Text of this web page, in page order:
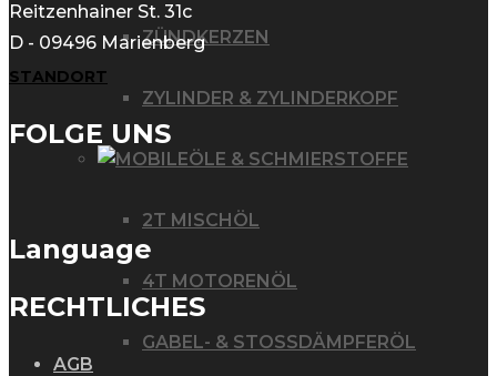
ZÜNDKERZEN
ZYLINDER & ZYLINDERKOPF
ÖLE & SCHMIERSTOFFE
2T MISCHÖL
4T MOTORENÖL
GABEL- & STOSSDÄMPFERÖL
Reitzenhainer St. 31c
D - 09496 Marienberg
STANDORT
FOLGE UNS
Language
RECHTLICHES
AGB